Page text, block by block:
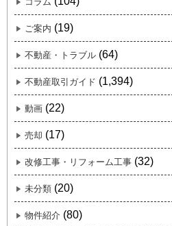
ご案内 (19)
不動産・トラブル (64)
不動産取引ガイド (1,394)
動画 (22)
売却 (17)
改修工事・リフォーム工事 (32)
未分類 (20)
物件紹介 (80)